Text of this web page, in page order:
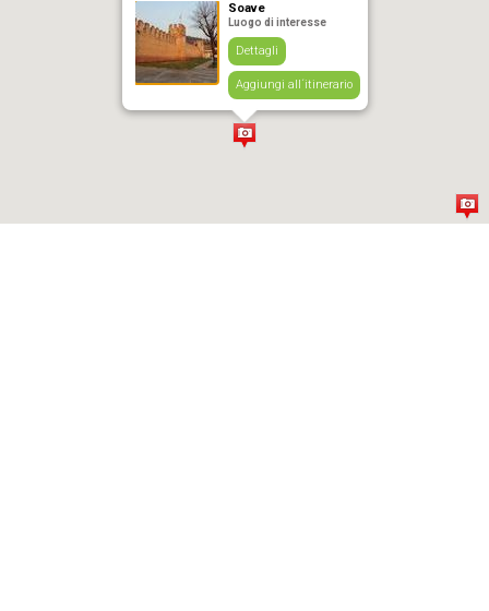
Soave
Luogo di interesse
Dettagli
Aggiungi all´itinerario